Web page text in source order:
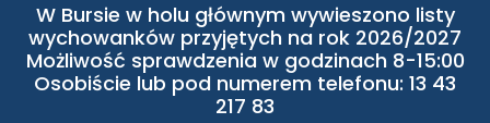
W Bursie w holu głównym wywieszono listy
wychowanków przyjętych na rok 2026/2027
Możliwość sprawdzenia w godzinach 8-15:00
Osobiście lub pod numerem telefonu: 13 43
217 83